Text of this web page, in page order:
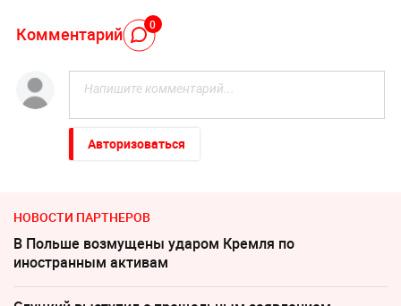
Комментарий 0
Авторизоваться
НОВОСТИ ПАРТНЕРОВ
В Польше возмущены ударом Кремля по
иностранным активам